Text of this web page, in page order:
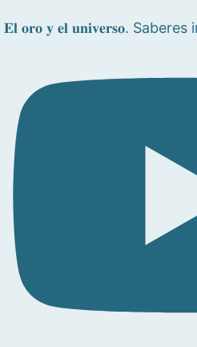
𝐄𝐥 𝐨𝐫𝐨 𝐲 𝐞𝐥 𝐮𝐧𝐢𝐯𝐞𝐫𝐬𝐨.